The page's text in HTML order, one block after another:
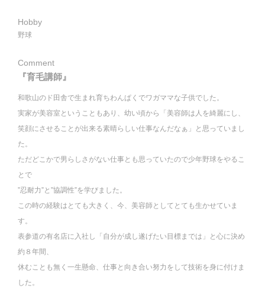
Hobby
野球
Comment
『育毛講師』
和歌山のド田舎で生まれ育ちわんぱくでワガママな子供でした。
実家が美容室ということもあり、幼い頃から「美容師は人を綺麗にし、
笑顔にさせることが出来る素晴らしい仕事なんだなぁ」と思っていまし
た。
ただどこかで男らしさがない仕事とも思っていたので少年野球をやるこ
とで
”忍耐力”と”協調性”を学びました。
この時の経験はとても大きく、今、美容師としてとても生かせていま
す。
表参道の有名店に入社し「自分が成し遂げたい目標までは」と心に決め
約８年間、
休むことも無く一生懸命、仕事と向き合い努力をして技術を身に付けま
した。